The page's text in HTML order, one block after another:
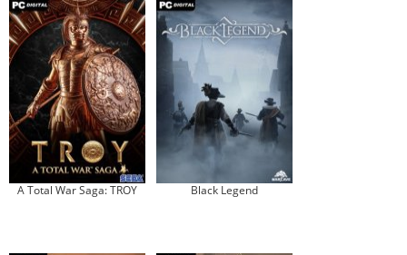
A Total War Saga: TROY Black Legend